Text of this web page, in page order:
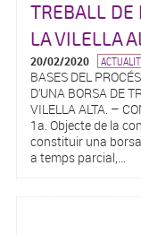
TREBALL DE
LA VILELLA
20/02/2020
BASES DEL
D’UNA BORSA DE
VILELLA ALTA. –
1a. Objecte de la
constituir una
a temps parcial,...